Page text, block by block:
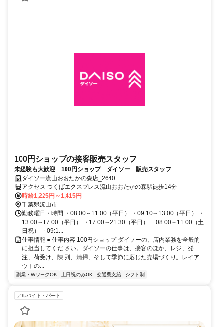
100円ショップの接客販売スタッフ
未経験も大歓迎 100円ショップ ダイソー 販売スタッフ
ダイソー流山おおたかの森店_2640
アクセス つくばエクスプレス流山おおたかの森駅徒歩14分
時給1,225円～1,415円
千葉県流山市
勤務曜日・時間 ・08:00～11:00（平日） ・09:10～13:00（平日） ・
13:00～17:00（平日） ・17:00～21:30（平日） ・08:00～11:00（土
日祝） ・09:1...
仕事情報 ● 仕事内容 100円ショップ ダイソーの、店内業務を全般的
に担当してくだ さい。ダイソーの仕事は、接客のほか、レジ、発
注、荷受け、陳 列、清掃、そして季節に応じた売場づくり。レイア
ウトの...
副業・WワークOK 土日祝のみOK 交通費支給 シフト制
アルバイト・パート